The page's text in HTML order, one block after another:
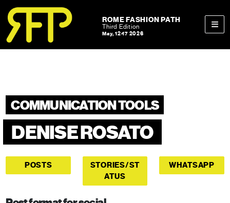
Skip to content
Skip to footer
ROME FASHION PATH
Third Edition
May, 12-17 2026
COMMUNICATION TOOLS
DENISE ROSATO
POSTS
STORIES/ST
ATUS
WHATSAPP